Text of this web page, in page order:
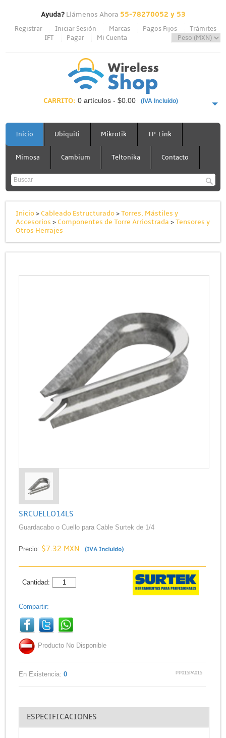
Ayuda?Llámenos Ahora 55-78270052 y 53
Registrar Iniciar Sesión Marcas Pagos Fijos
Trámites
IFT
Pagar Mi Cuenta
CARRITO: 0 artículos - $0.00 (IVA Incluido)
PAGAR AHORA
Inicio Ubiquiti Mikrotik TP-Link
Mimosa Cambium Teltonika Contacto
Inicio>Cableado Estructurado>Torres, Mástiles y
Accesorios >Componentes de Torre Arriostrada >Tensores y
Otros Herrajes
SRCUELLO14LS
Guardacabo o Cuello para Cable Surtek de 1/4
Precio: $7.32 MXN (IVA Incluido)
Cantidad:
Compartir:
Producto No Disponible
En Existencia: 0 PP015PA015
ESPECIFICACIONES